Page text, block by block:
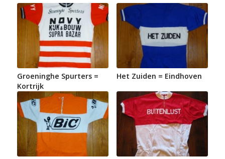
Groeninghe Spurters =
Kortrijk
Het Zuiden = Eindhoven